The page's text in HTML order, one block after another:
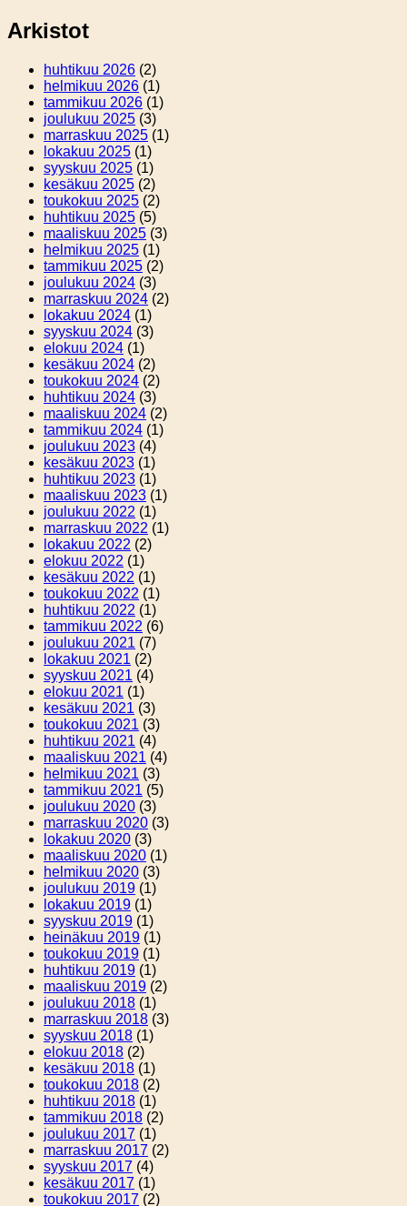
Arkistot
huhtikuu 2026 (2)
helmikuu 2026 (1)
tammikuu 2026 (1)
joulukuu 2025 (3)
marraskuu 2025 (1)
lokakuu 2025 (1)
syyskuu 2025 (1)
kesäkuu 2025 (2)
toukokuu 2025 (2)
huhtikuu 2025 (5)
maaliskuu 2025 (3)
helmikuu 2025 (1)
tammikuu 2025 (2)
joulukuu 2024 (3)
marraskuu 2024 (2)
lokakuu 2024 (1)
syyskuu 2024 (3)
elokuu 2024 (1)
kesäkuu 2024 (2)
toukokuu 2024 (2)
huhtikuu 2024 (3)
maaliskuu 2024 (2)
tammikuu 2024 (1)
joulukuu 2023 (4)
kesäkuu 2023 (1)
huhtikuu 2023 (1)
maaliskuu 2023 (1)
joulukuu 2022 (1)
marraskuu 2022 (1)
lokakuu 2022 (2)
elokuu 2022 (1)
kesäkuu 2022 (1)
toukokuu 2022 (1)
huhtikuu 2022 (1)
tammikuu 2022 (6)
joulukuu 2021 (7)
lokakuu 2021 (2)
syyskuu 2021 (4)
elokuu 2021 (1)
kesäkuu 2021 (3)
toukokuu 2021 (3)
huhtikuu 2021 (4)
maaliskuu 2021 (4)
helmikuu 2021 (3)
tammikuu 2021 (5)
joulukuu 2020 (3)
marraskuu 2020 (3)
lokakuu 2020 (3)
maaliskuu 2020 (1)
helmikuu 2020 (3)
joulukuu 2019 (1)
lokakuu 2019 (1)
syyskuu 2019 (1)
heinäkuu 2019 (1)
toukokuu 2019 (1)
huhtikuu 2019 (1)
maaliskuu 2019 (2)
joulukuu 2018 (1)
marraskuu 2018 (3)
syyskuu 2018 (1)
elokuu 2018 (2)
kesäkuu 2018 (1)
toukokuu 2018 (2)
huhtikuu 2018 (1)
tammikuu 2018 (2)
joulukuu 2017 (1)
marraskuu 2017 (2)
syyskuu 2017 (4)
kesäkuu 2017 (1)
toukokuu 2017 (2)